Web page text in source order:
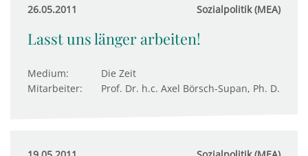
26.05.2011 Sozialpolitik (MEA)
Lasst uns länger arbeiten!
Medium:
Die Zeit
Mitarbeiter:
Prof. Dr. h.c. Axel Börsch-Supan, Ph. D.